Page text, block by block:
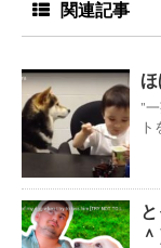
関連記事
”
＾